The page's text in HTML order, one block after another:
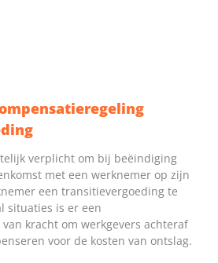
verplicht om bij beëindiging
met een werknemer op zijn
een transitievergoeding te
situaties is er een
kracht om werkgevers achteraf
voor de kosten van ontslag.